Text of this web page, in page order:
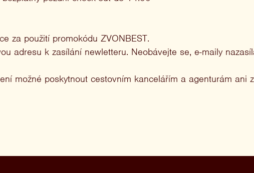
za použití promokódu ZVONBEST.
adresu k zasílání newletteru. Neobávejte se, e-maily
možné poskytnout cestovním kancelářím a agenturám ani